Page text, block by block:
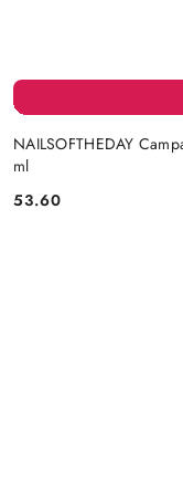
NAILSOFTHEDAY
ml
Cena:
53.60